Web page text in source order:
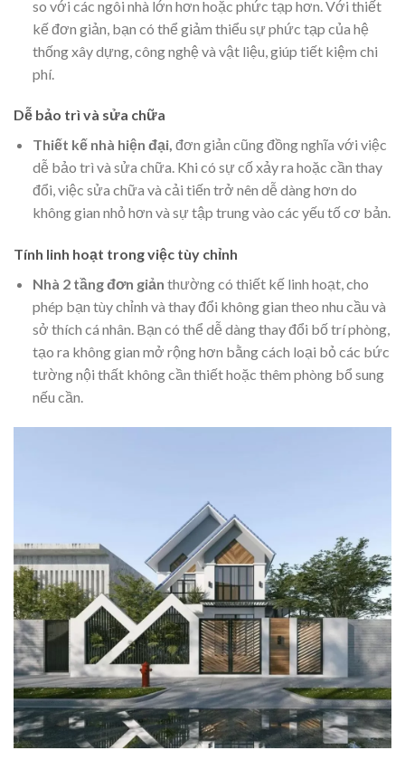
so với các ngôi nhà lớn hơn hoặc phức tạp hơn. Với thiết
kế đơn giản, bạn có thể giảm thiểu sự phức tạp của hệ
thống xây dựng, công nghệ và vật liệu, giúp tiết kiệm chi
phí.
Dễ bảo trì và sửa chữa
Thiết kế nhà hiện đại, đơn giản cũng đồng nghĩa với việc
dễ bảo trì và sửa chữa. Khi có sự cố xảy ra hoặc cần thay
đổi, việc sửa chữa và cải tiến trở nên dễ dàng hơn do
không gian nhỏ hơn và sự tập trung vào các yếu tố cơ bản.
Tính linh hoạt trong việc tùy chỉnh
Nhà 2 tầng đơn giản thường có thiết kế linh hoạt, cho
phép bạn tùy chỉnh và thay đổi không gian theo nhu cầu và
sở thích cá nhân. Bạn có thể dễ dàng thay đổi bố trí phòng,
tạo ra không gian mở rộng hơn bằng cách loại bỏ các bức
tường nội thất không cần thiết hoặc thêm phòng bổ sung
nếu cần.